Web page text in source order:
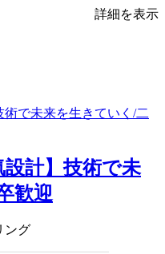
詳細を表示
設計】技術で未
歓迎
ング